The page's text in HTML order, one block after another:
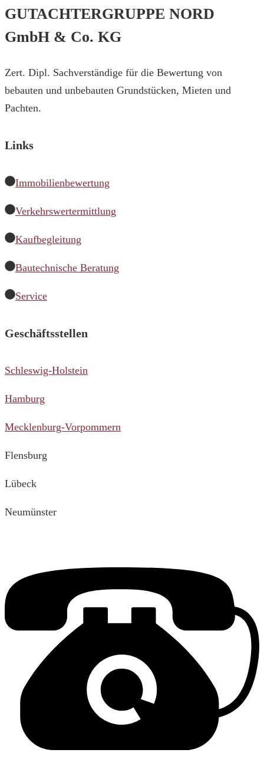
GUTACHTERGRUPPE NORD
GmbH & Co. KG
Zert. Dipl. Sachverständige für die Bewertung von
bebauten und unbebauten Grundstücken, Mieten und
Pachten.
Links
Immobilienbewertung
Verkehrswertermittlung
Kaufbegleitung
Bautechnische Beratung
Service
Geschäftsstellen
Schleswig-Holstein
Hamburg
Mecklenburg-Vorpommern
Flensburg
Lübeck
Neumünster